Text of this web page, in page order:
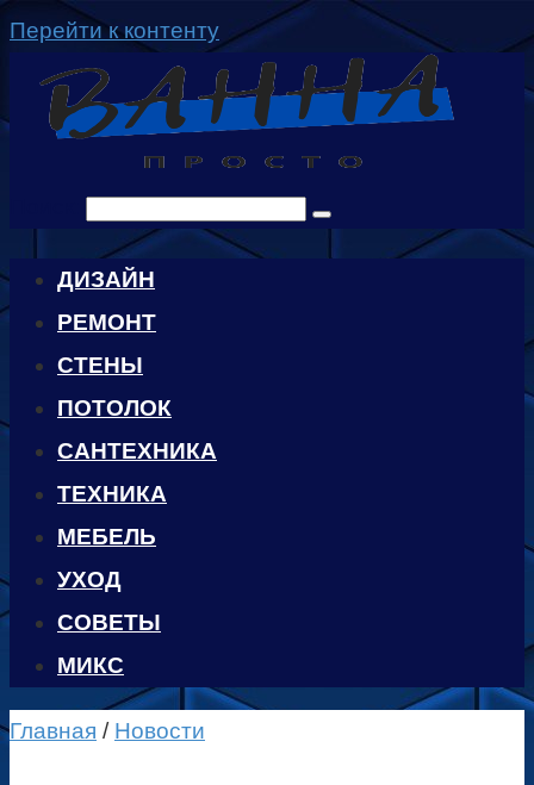
Перейти к контенту
ДИЗАЙН
РЕМОНТ
СТЕНЫ
ПОТОЛОК
САНТЕХНИКА
ТЕХНИКА
МЕБЕЛЬ
УХОД
CОВЕТЫ
МИКС
Главная / Новости